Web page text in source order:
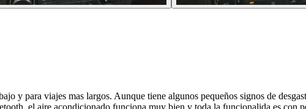
y para viajes mas largos. Aunque tiene algunos pequeños signos de